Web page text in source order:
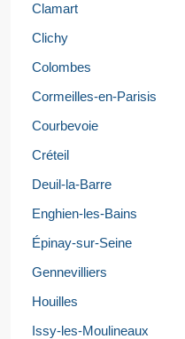
Clamart
Clichy
Colombes
Cormeilles-en-Parisis
Courbevoie
Créteil
Deuil-la-Barre
Enghien-les-Bains
Épinay-sur-Seine
Gennevilliers
Houilles
Issy-les-Moulineaux